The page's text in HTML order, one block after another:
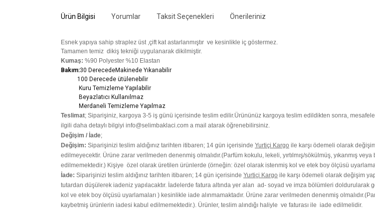
Ürün Bilgisi Yorumlar Taksit Seçenekleri Önerileriniz
Esnek yapıya sahip straplez üst ,çift kat astarlanmıştır ve kesinlikle iç göstermez.
Tamamen temiz dikiş tekniği uygulanarak dikilmiştir.
Kumaş: %90 Polyester %10 Elastan
Bakım:30 DerecedeM akinede Yıkanabilir
100 Derecede ütülenebilir
Kuru Temizleme Yapılabilir
Beyazlatıcı Kullanılmaz
Merdaneli Temizleme Yapılmaz
Teslimat; Siparişiniz, kargoya 3-5 iş günü içerisinde teslim edilir.Ürününüz kargoya teslim edildikten sonra,
ilgili daha detaylı bilgiyi info@selimbaklaci.com a mail atarak öğrenebilirsiniz.
Değişim / İade;
Değişim: Siparişinizi teslim aldığınız tarihten itibaren; 14 gün içerisinde Yurtiçi Kargo ile karşı ödemeli olarak
edilmeyecektir. Ürüne zarar verilmeden denenmiş olmalıdır.(Parfüm kokulu, lekeli, yırtılmış/sökülmüş, yıkanmış
edilmemektedir.) Kişiye özel olarak üretilen ürünlerde (örneğin: özel olarak istenmiş kol ve etek boy ölçüsü
İade: Siparişinizi teslim aldığınız tarihten itibaren; 14 gün içerisinde Yurtiçi Kargo ile karşı ödemeli olarak değişim
tutardan düşülerek iadeniz yapılacaktır. İadelerde fatura altında yer alan ad- soyad ve imza bölümleri doldurularak
kol ve etek boy ölçüsü uyarlamaları ) kesinlikle iade alınmamaktadır. Ürüne zarar verilmeden denenmiş
kaybetmiş ürünlerin iadesi kabul edilmemektedir.). Ürünler, teslim alındığı haliyle ve faturası ile iade edilmelidir.